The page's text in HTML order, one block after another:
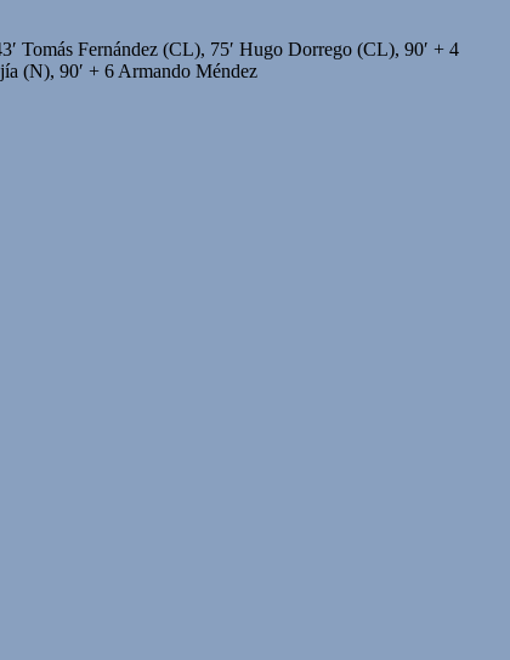
Tomás Fernández (CL), 75′ Hugo Dorrego (CL), 90′ + 4
(N), 90′ + 6 Armando Méndez